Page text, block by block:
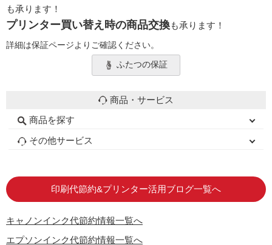
も承ります！
プリンター買い替え時の商品交換も承ります！
詳細は保証ページよりご確認ください。
ふたつの保証
商品・サービス
商品を探す
初心者用セット
キャノンインク
エプソンインク
ブラザーインク
詰め替えインク
互換インクボトル
互換インクカートリッジ
再生インクカートリッジ
トナーカートリッジ
その他サービス
印刷代節約&プリンター活用ブログ一覧へ
キャノンインク代節約情報一覧へ
エプソンインク代節約情報一覧へ